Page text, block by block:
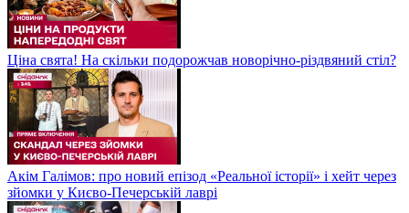
Ціна свята! На скільки подорожчав новорічно-різдвяний стіл?
Акім Галімов: про новий епізод «Реальної історії» і хейт через
зйомки у Києво-Печерській лаврі